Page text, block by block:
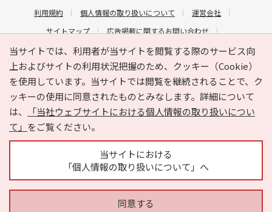
当サイトでは、利用者が当サイトを閲覧する際のサービス向
上およびサイトの利用状況把握のため、クッキー（Cookie）
を使用しています。当サイトでは閲覧を継続されることで、ク
ッキーの使用に同意されたものとみなします。詳細について
は、
「当社ウェブサイトにおける個人情報の取り扱いについ
て」 をご覧ください。
当サイトにおける
「個人情報の取り扱いについて」へ
同意する
利用規約
個人情報の取り扱いについて
運営会社
サイトマップ
広告掲載に関するお問い合わせ
サイトの内容に関するお問い合わせ
Copyright © HYOJITO.Co.,Ltd. All Rights Reserved.